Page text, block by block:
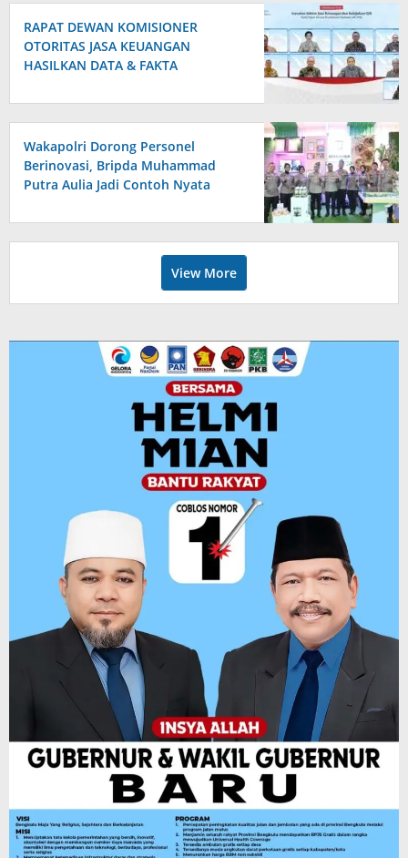
RAPAT DEWAN KOMISIONER
OTORITAS JASA KEUANGAN
HASILKAN DATA & FAKTA
KEUANGAN TERJAGA MENDUKUNG
PENGEMBANGAN DAN
PENGUATAN SEKTOR KEUANGAN
Wakapolri Dorong Personel
Berinovasi, Bripda Muhammad
Putra Aulia Jadi Contoh Nyata
View More